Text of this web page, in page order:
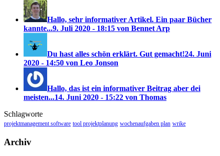
Hallo, sehr informativer Artikel. Ein paar Bücher
kannte...9. Juli 2020 - 18:15 von Bennet Arp
Du hast alles schön erklärt. Gut gemacht!24. Juni
2020 - 14:50 von Leo Jonson
Hallo, das ist ein informativer Beitrag aber dei
meisten...14. Juni 2020 - 15:22 von Thomas
Schlagworte
projektmanagement software tool projektplanung wochenaufgaben plan wrike
Archiv